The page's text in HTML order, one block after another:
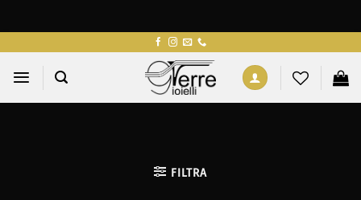
contenuti
FILTRA